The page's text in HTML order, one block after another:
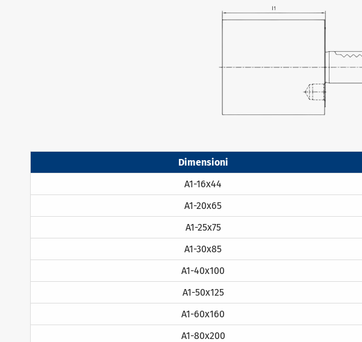
Dimensioni
A1-16x44
A1-20x65
A1-25x75
A1-30x85
A1-40x100
A1-50x125
A1-60x160
A1-80x200